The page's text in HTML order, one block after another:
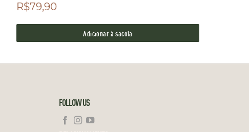
R$79,90
Adicionar à sacola
FOLLOW US